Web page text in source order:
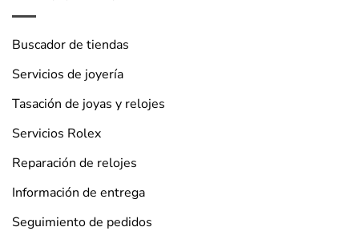
Buscador de tiendas
Servicios de joyería
Tasación de joyas y relojes
Servicios Rolex
Reparación de relojes
Información de entrega
Seguimiento de pedidos